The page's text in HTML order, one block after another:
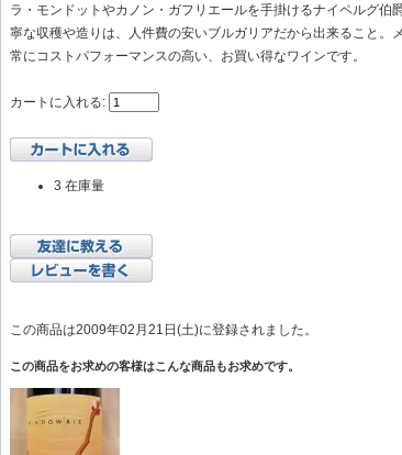
ラ・モンドットやカノン・ガフリエールを手掛けるナイペルグ伯
寧な収穫や造りは、人件費の安いブルガリアだから出来ること。
常にコストパフォーマンスの高い、お買い得なワインです。
カートに入れる:
3 在庫量
この商品は2009年02月21日(土)に登録されました。
この商品をお求めの客様はこんな商品もお求めです。